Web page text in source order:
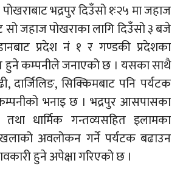
भद्रपुर दिउँसो १ः२५ मा जहाज
सो जहाज पोखराका लागि दिउँसो ३ बजे
प्रदेश नं १ र गण्डकी प्रदेशका
हुने कम्पनीले जनाएको छ । यसका साथै
दार्जिलिङ, सिक्किमबाट पनि पर्यटक
भनाइ छ । भद्रपुर आसपासका
तथा धार्मिक गन्तव्यसहित इलामका
अवलोकन गर्ने पर्यटक बढाउन
हुने अपेक्षा गरिएको छ ।